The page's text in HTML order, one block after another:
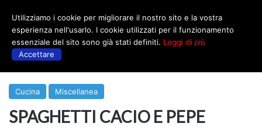
Cucina Miscellanea
SPAGHETTI CACIO E PEPE
Utilizziamo i cookie per migliorare il nostro sito e la vostra
esperienza nell'usarlo. I cookie utilizzati per il funzionamento
essenziale del sito sono già stati definiti. Leggi di più
Accettare